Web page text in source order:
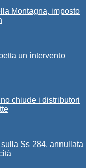
Montagna, imposto
un intervento
chiude i distributori
Ss 284, annullata